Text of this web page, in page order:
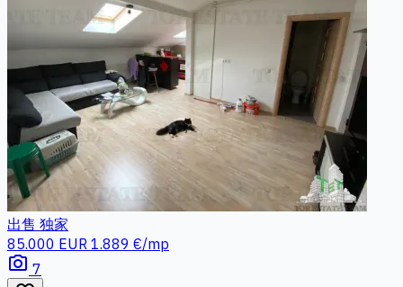
出售 独家
85.000 EUR 1.889 €/mp
photo_camera 7